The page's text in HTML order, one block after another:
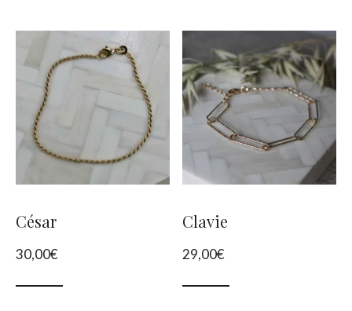
César
30,00€
Clavie
29,00€